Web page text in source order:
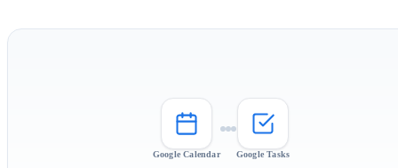
Google Calendar Google Tasks